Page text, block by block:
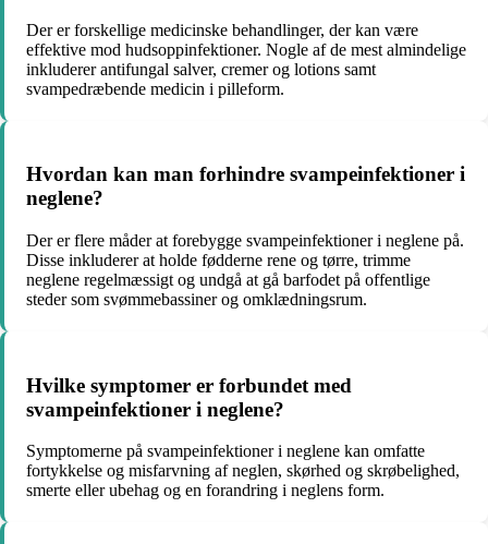
Der er forskellige medicinske behandlinger, der kan være
effektive mod hudsoppinfektioner. Nogle af de mest almindelige
inkluderer antifungal salver, cremer og lotions samt
svampedræbende medicin i pilleform.
Hvordan kan man forhindre svampeinfektioner i
neglene?
Der er flere måder at forebygge svampeinfektioner i neglene på.
Disse inkluderer at holde fødderne rene og tørre, trimme
neglene regelmæssigt og undgå at gå barfodet på offentlige
steder som svømmebassiner og omklædningsrum.
Hvilke symptomer er forbundet med
svampeinfektioner i neglene?
Symptomerne på svampeinfektioner i neglene kan omfatte
fortykkelse og misfarvning af neglen, skørhed og skrøbelighed,
smerte eller ubehag og en forandring i neglens form.